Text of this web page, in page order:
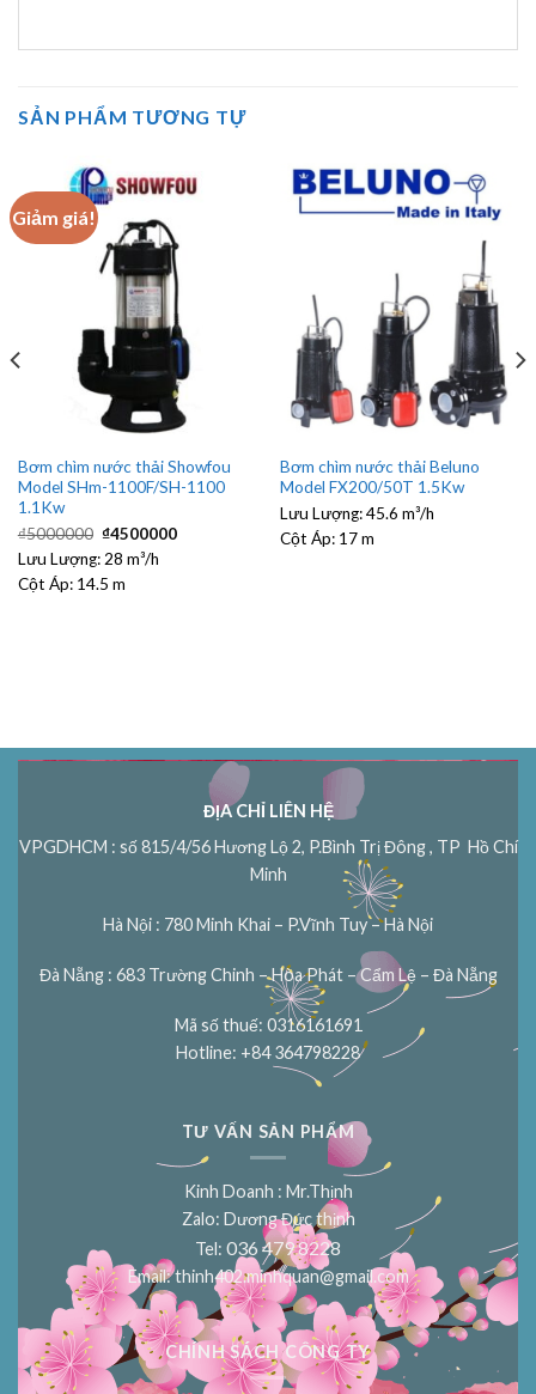
SẢN PHẨM TƯƠNG TỰ
Giảm giá!
Bơm chìm nước thải Showfou
Model SHm-1100F/SH-1100
1.1Kw
₫5000000 Giá
gốc
là:
₫5000000.
₫4500000Giá
hiện
Lưu Lượng: 28 m³/h
Cột Áp: 14.5 m
Bơm chìm nước thải Beluno
Model FX200/50T 1.5Kw
Lưu Lượng:45.6 m³/h
Cột Áp: 17 m
ĐỊA CHỈ LIÊN HỆ
VPGDHCM : số 815/4/56 Hương Lộ 2, P.Bình Trị Đông , TP Hồ Chí
Minh
Hà Nội : 780 Minh Khai – P.Vĩnh Tuy – Hà Nội
Đà Nẵng : 683 Trường Chinh – Hòa Phát – Cẩm Lệ – Đà Nẵng
Mã số thuế: 0316161691
Hotline: +84 364798228
TƯ VẤN SẢN PHẨM
Kinh Doanh : Mr.Thịnh
Zalo: Dương Đức thịnh
Tel: 036 479 8228
Email:thinh402.minhquan@gmail.com
CHÍNH SÁCH CÔNG TY